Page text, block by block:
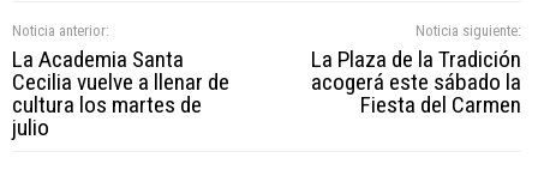
Noticia anterior:
La Academia Santa
Cecilia vuelve a llenar de
cultura los martes de
julio
Noticia siguiente:
La Plaza de la Tradición
acogerá este sábado la
Fiesta del Carmen